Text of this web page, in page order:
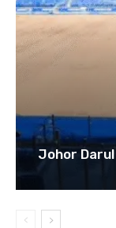
Johor Darul